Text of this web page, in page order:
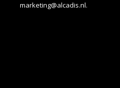
marketing@alcadis.nl.